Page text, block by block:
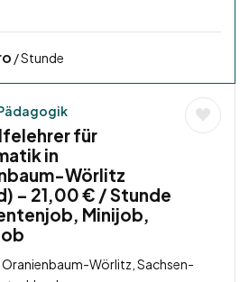
/ Stunde
für
in
Wörlitz
– 21,00 € / Stunde
Minijob,
Wörlitz, Sachsen-